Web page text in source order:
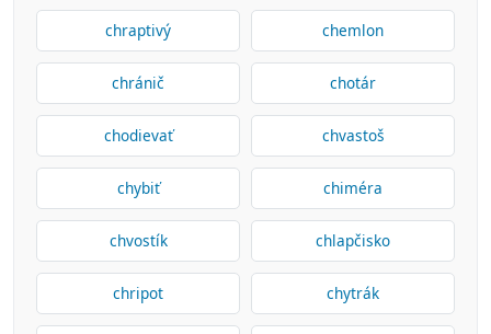
chraptivý chemlon
chránič chotár
chodievať chvastoš
chybiť chiméra
chvostík chlapčisko
chripot chytrák